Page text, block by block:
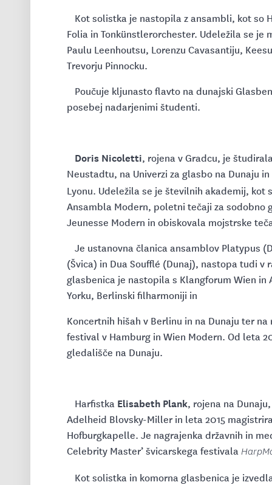
Kot solistka je nastopila z ansambli, kot so
Folia in Tonkünstlerorchester. Udeležila se
Paulu Leenhoutsu, Lorenzu Cavasantiju,
Trevorju Pinnocku.
Poučuje kljunasto flavto na dunajski
posebej nadarjenimi študenti.
Doris Nicoletti, rojena v Gradcu, je
Neustadtu, na Univerzi za glasbo na Dunaju in
Lyonu. Udeležila se je številnih akademij,
Ansambla Modern, poletni tečaji za
Jeunesse Modern in obiskovala mojstrske
Je ustanovna članica ansamblov Platypus
(Švica) in Dua Soufflé (Dunaj), nastopa tudi
glasbenica je nastopila s Klangforum Wien in
Yorku, Berlinski filharmoniji in
Koncertnih hišah v Berlinu in na Dunaju ter
festival v Hamburg in Wien Modern. Od leta
gledališče na Dunaju.
Harfistka Elisabeth Plank, rojena na
Adelheid Blovsky-Miller in leta 2015
Hofburgkapelle. Je nagrajenka državnih in
Celebrity Master’ švicarskega festivala
Kot solistka in komorna glasbenica je